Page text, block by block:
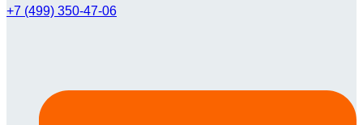
+7 (499) 350-47-06